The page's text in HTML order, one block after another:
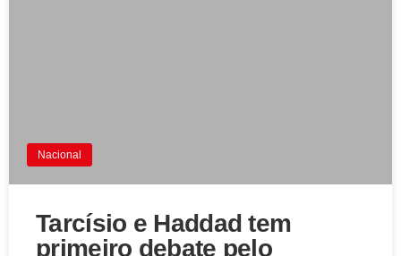
Nacional
Tarcísio e Haddad tem
primeiro debate pelo